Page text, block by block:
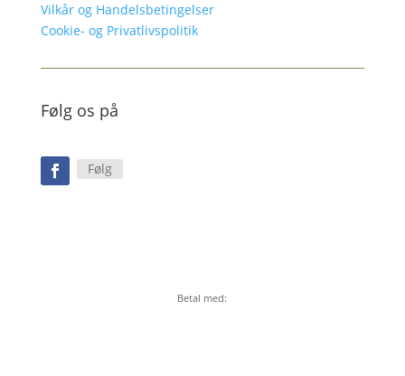
Vilkår og Handelsbetingelser
Cookie- og Privatlivspolitik
Følg os på
Følg
Betal med: